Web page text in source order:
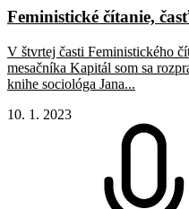
Feministické čítanie,
V štvrtej časti Feministického
mesačníka Kapitál som sa
knihe sociológa Jana...
10. 1. 2023